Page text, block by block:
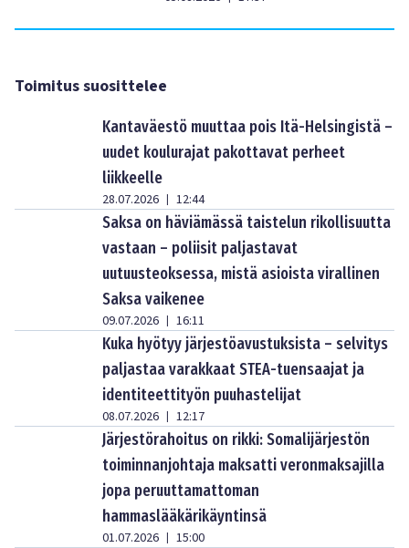
Toimitus suosittelee
Kantaväestö muuttaa pois Itä-Helsingistä –
uudet koulurajat pakottavat perheet
liikkeelle
28.07.2026 | 12:44
Saksa on häviämässä taistelun rikollisuutta
vastaan – poliisit paljastavat
uutuusteoksessa, mistä asioista virallinen
Saksa vaikenee
09.07.2026 | 16:11
Kuka hyötyy järjestöavustuksista – selvitys
paljastaa varakkaat STEA-tuensaajat ja
identiteettityön puuhastelijat
08.07.2026 | 12:17
Järjestörahoitus on rikki: Somalijärjestön
toiminnanjohtaja maksatti veronmaksajilla
jopa peruuttamattoman
hammaslääkärikäyntinsä
01.07.2026 | 15:00